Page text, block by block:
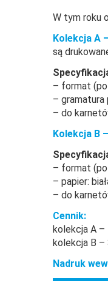
W tym roku
Kolekcja A
są
– format (po
– gramatura
– do
Kolekcja B –
– format (po
– papier:
– do
Cennik:
kolekcja A
kolekcja B
Nadruk